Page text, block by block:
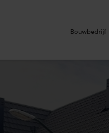
Bouwbedrijf